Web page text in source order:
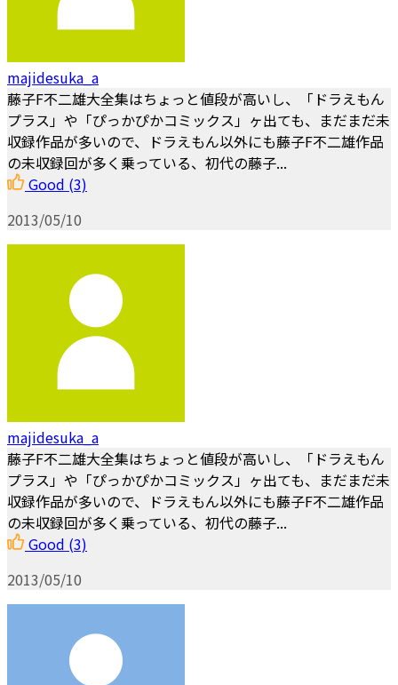
majidesuka_a
藤子F不二雄大全集はちょっと値段が高いし、「ドラえもん
プラス」や「ぴっかぴかコミックス」ヶ出ても、まだまだ未
収録作品が多いので、ドラえもん以外にも藤子F不二雄作品
の未収録回が多く乗っている、初代の藤子...
Good (3)
2013/05/10
majidesuka_a
藤子F不二雄大全集はちょっと値段が高いし、「ドラえもん
プラス」や「ぴっかぴかコミックス」ヶ出ても、まだまだ未
収録作品が多いので、ドラえもん以外にも藤子F不二雄作品
の未収録回が多く乗っている、初代の藤子...
Good (3)
2013/05/10